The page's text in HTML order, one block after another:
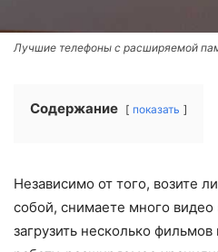
Лучшие телефоны с расширяемой
Содержание показать
Независимо от того, возите
собой, снимаете много видео
загрузить несколько